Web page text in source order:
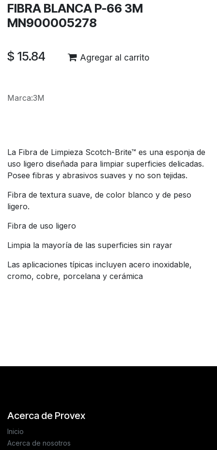
FIBRA BLANCA P-66 3M
MN900005278
$ 15.84 Agregar al carrito
Marca:3M
La Fibra de Limpieza Scotch-Brite™ es una esponja de
uso ligero diseñada para limpiar superficies delicadas.
Posee fibras y abrasivos suaves y no son tejidas.
Fibra de textura suave, de color blanco y de peso
ligero.
Fibra de uso ligero
Limpia la mayoría de las superficies sin rayar
Las aplicaciones típicas incluyen acero inoxidable,
cromo, cobre, porcelana y cerámica
Acerca de Provex
Inicio
Acerca de nosotros